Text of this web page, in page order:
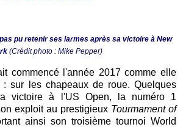
pu retenir ses larmes après sa victoire à New
(Crédit photo : Mike Pepper)
commencé l'année 2017 comme elle
: sur les chapeaux de roue. Quelques
victoire à l'US Open, la numéro 1
exploit au prestigieux Tourmament of
ainsi son troisième tournoi World